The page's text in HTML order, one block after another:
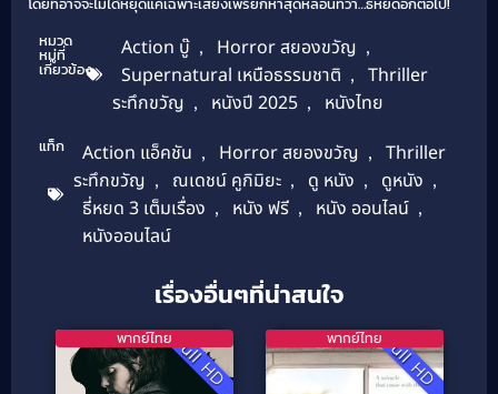
หมวด
หมู่ที่
เกี่ยวข้อง
Action บู๊ , Horror สยองขวัญ ,
Supernatural เหนือธรรมชาติ ,
Thriller
ระทึกขวัญ , หนังปี 2025 , หนังไทย
แท็ก Action แอ็คชัน , Horror สยองขวัญ ,
Thriller
ระทึกขวัญ , ณเดชน์ คูกิมิยะ , ดู หนัง , ดูหนัง ,
ธี่หยด 3 เต็มเรื่อง , หนัง ฟรี , หนัง ออนไลน์ ,
หนังออนไลน์
เรื่องอื่นๆที่น่าสนใจ
Full HD
พากย์ไทย Full HD
พากย์ไทย